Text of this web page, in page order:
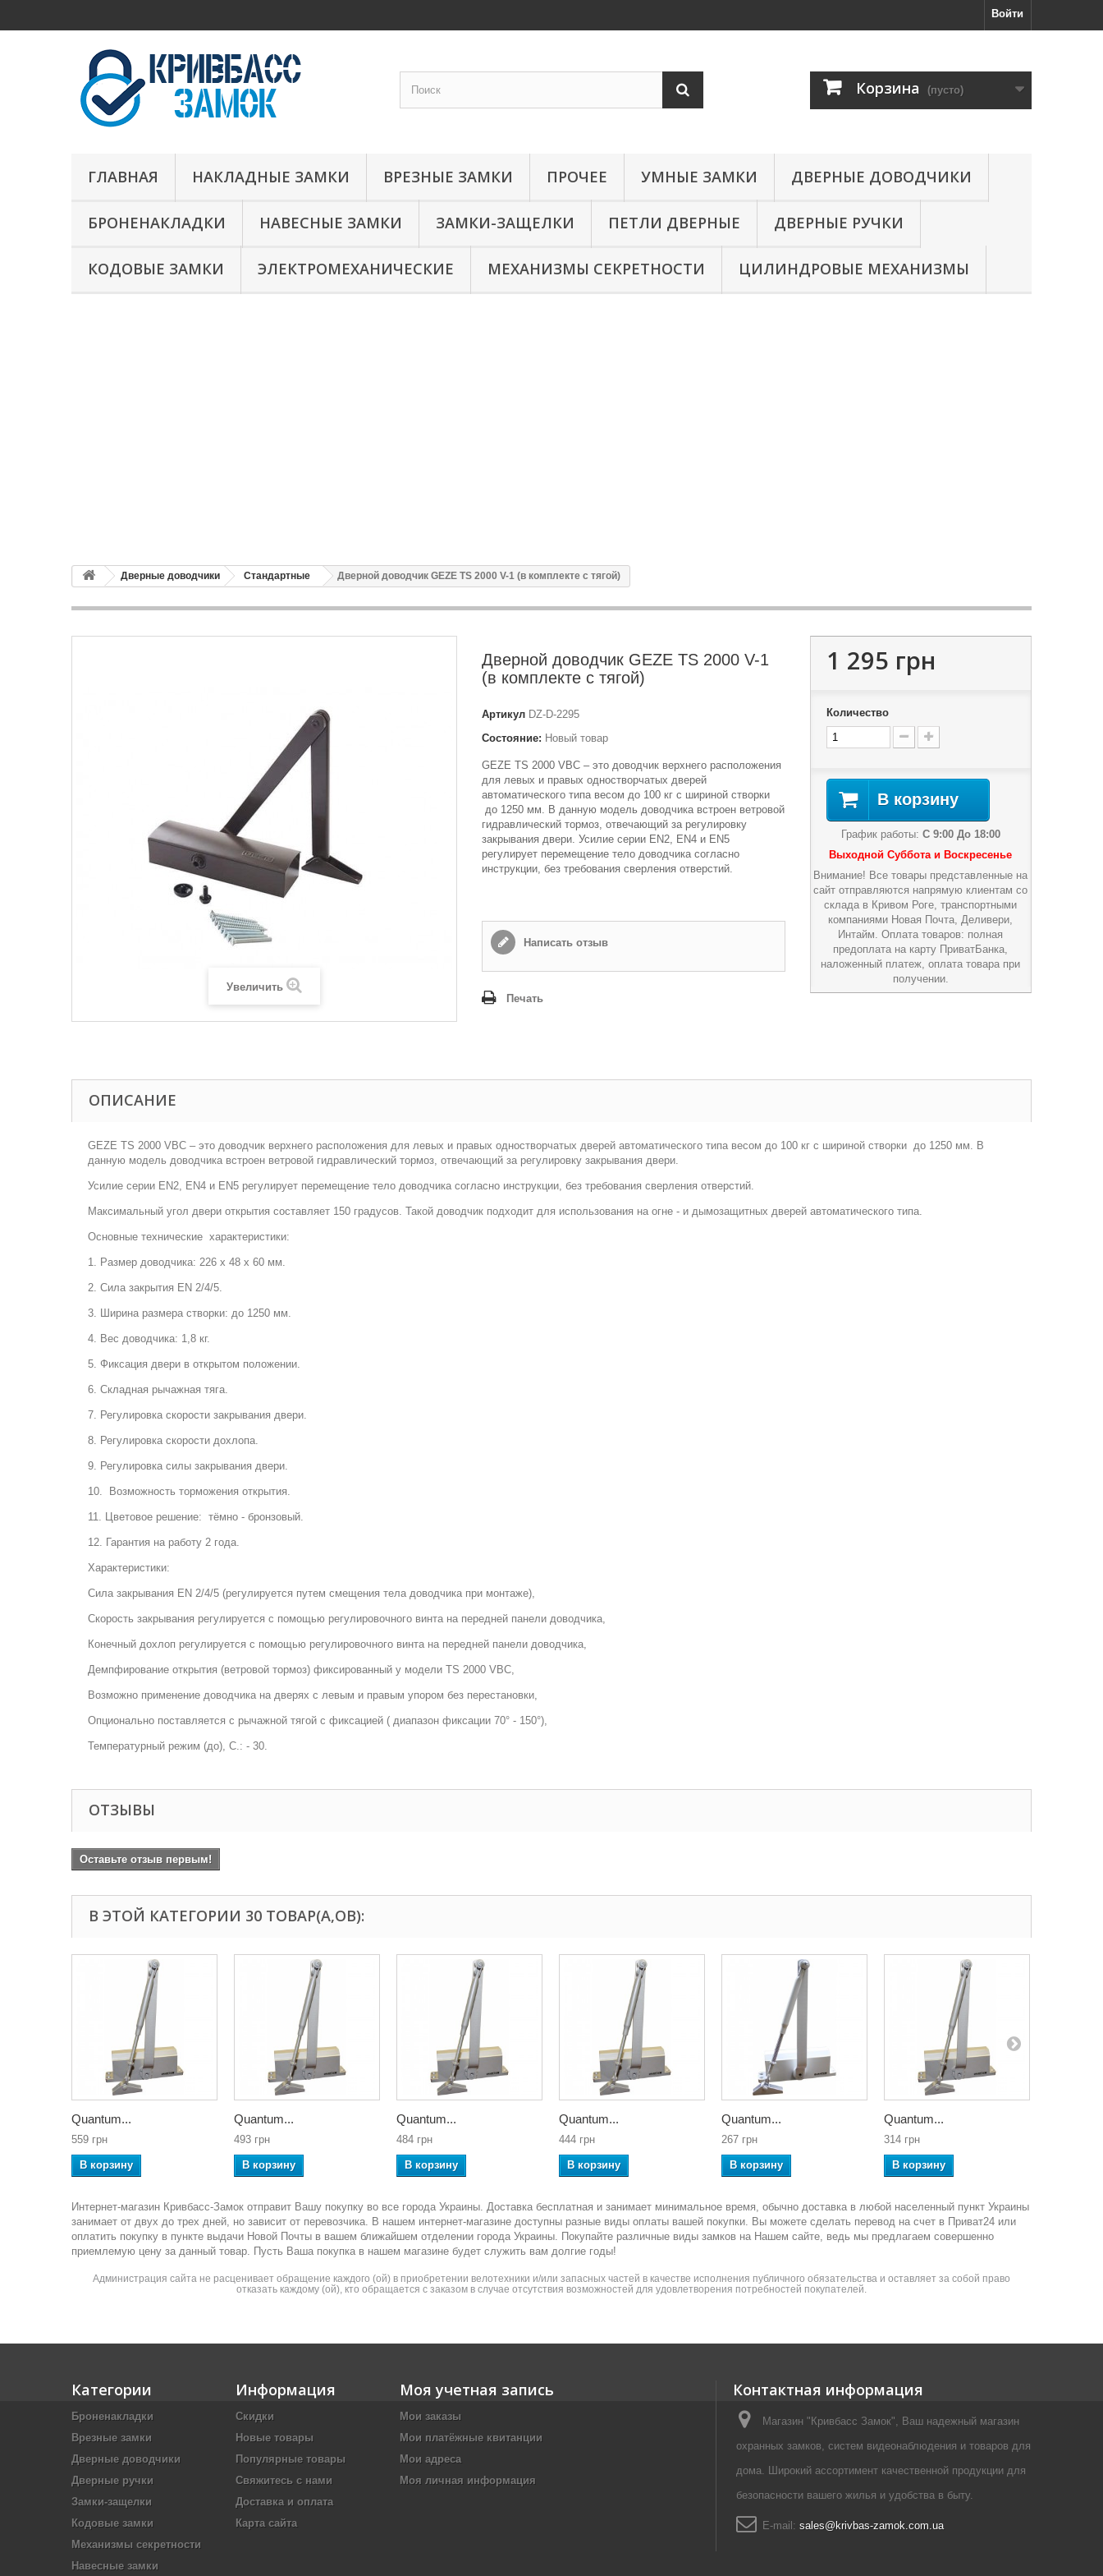
Войти
Корзина (пусто)
ГЛАВНАЯ НАКЛАДНЫЕ ЗАМКИ ВРЕЗНЫЕ ЗАМКИ ПРОЧЕЕ УМНЫЕ ЗАМКИ ДВЕРНЫЕ ДОВОДЧИКИ
БРОНЕНАКЛАДКИ НАВЕСНЫЕ ЗАМКИ ЗАМКИ-ЗАЩЕЛКИ ПЕТЛИ ДВЕРНЫЕ ДВЕРНЫЕ РУЧКИ
КОДОВЫЕ ЗАМКИ ЭЛЕКТРОМЕХАНИЧЕСКИЕ МЕХАНИЗМЫ СЕКРЕТНОСТИ ЦИЛИНДРОВЫЕ МЕХАНИЗМЫ
Дверные доводчики Стандартные Дверной доводчик GEZE TS 2000 V-1 (в комплекте с тягой)
Увеличить
Дверной доводчик GEZE TS 2000 V-1
(в комплекте с тягой)
Артикул DZ-D-2295
Состояние: Новый товар
GEZE TS 2000 VBC – это доводчик верхнего расположения
для левых и правых одностворчатых дверей
автоматического типа весом до 100 кг с шириной створки
до 1250 мм. В данную модель доводчика встроен ветровой
гидравлический тормоз, отвечающий за регулировку
закрывания двери. Усилие серии EN2, EN4 и EN5
регулирует перемещение тело доводчика согласно
инструкции, без требования сверления отверстий.
Написать отзыв
Печать
1 295 грн
Количество
В корзину
График работы: С 9:00 До 18:00
Выходной Суббота и Воскресенье
Внимание! Все товары представленные на
сайт отправляются напрямую клиентам со
склада в Кривом Роге, транспортными
компаниями Новая Почта, Деливери,
Интайм. Оплата товаров: полная
предоплата на карту ПриватБанка,
наложенный платеж, оплата товара при
получении.
ОПИСАНИЕ
GEZE TS 2000 VBC – это доводчик верхнего расположения для левых и правых одностворчатых дверей автоматического типа весом до 100 кг с шириной створки до 1250 мм. В
данную модель доводчика встроен ветровой гидравлический тормоз, отвечающий за регулировку закрывания двери.
Усилие серии EN2, EN4 и EN5 регулирует перемещение тело доводчика согласно инструкции, без требования сверления отверстий.
Максимальный угол двери открытия составляет 150 градусов. Такой доводчик подходит для использования на огне - и дымозащитных дверей автоматического типа.
Основные технические характеристики:
1. Размер доводчика: 226 х 48 х 60 мм.
2. Сила закрытия EN 2/4/5.
3. Ширина размера створки: до 1250 мм.
4. Вес доводчика: 1,8 кг.
5. Фиксация двери в открытом положении.
6. Складная рычажная тяга.
7. Регулировка скорости закрывания двери.
8. Регулировка скорости дохлопа.
9. Регулировка силы закрывания двери.
10. Возможность торможения открытия.
11. Цветовое решение: тёмно - бронзовый.
12. Гарантия на работу 2 года.
Характеристики:
Сила закрывания EN 2/4/5 (регулируется путем смещения тела доводчика при монтаже),
Cкорость закрывания регулируется с помощью регулировочного винта на передней панели доводчика,
Конечный дохлоп регулируется с помощью регулировочного винта на передней панели доводчика,
Демпфирование открытия (ветровой тормоз) фиксированный у модели TS 2000 VBC,
Возможно применение доводчика на дверях с левым и правым упором без перестановки,
Опционально поставляется с рычажной тягой с фиксацией ( диапазон фиксации 70° - 150°),
Температурный режим (до), С.: - 30.
ОТЗЫВЫ
Оставьте отзыв первым!
В ЭТОЙ КАТЕГОРИИ 30 ТОВАР(А,ОВ):
Quantum...
559 грн
В корзину
Quantum...
493 грн
В корзину
Quantum...
484 грн
В корзину
Quantum...
444 грн
В корзину
Quantum...
267 грн
В корзину
Quantum...
314 грн
В корзину
Интернет-магазин Кривбасс-Замок отправит Вашу покупку во все города Украины. Доставка бесплатная и занимает минимальное время, обычно доставка в любой населенный пункт Украины
занимает от двух до трех дней, но зависит от перевозчика. В нашем интернет-магазине доступны разные виды оплаты вашей покупки. Вы можете сделать перевод на счет в Приват24 или
оплатить покупку в пункте выдачи Новой Почты в вашем ближайшем отделении города Украины. Покупайте различные виды замков на Нашем сайте, ведь мы предлагаем совершенно
приемлемую цену за данный товар. Пусть Ваша покупка в нашем магазине будет служить вам долгие годы!
Администрация сайта не расценивает обращение каждого (ой) в приобретении велотехники и/или запасных частей в качестве исполнения публичного обязательства и оставляет за собой право
отказать каждому (ой), кто обращается с заказом в случае отсутствия возможностей для удовлетворения потребностей покупателей.
Категории
Броненакладки
Врезные замки
Дверные доводчики
Дверные ручки
Замки-защелки
Кодовые замки
Механизмы секретности
Навесные замки
Информация
Скидки
Новые товары
Популярные товары
Свяжитесь с нами
Доставка и оплата
Карта сайта
Моя учетная запись
Мои заказы
Мои платёжные квитанции
Мои адреса
Моя личная информация
Контактная информация
Магазин "Кривбасс Замок", Ваш надежный магазин
охранных замков, систем видеонаблюдения и товаров для
дома. Широкий ассортимент качественной продукции для
безопасности вашего жилья и удобства в быту.
E-mail: sales@krivbas-zamok.com.ua